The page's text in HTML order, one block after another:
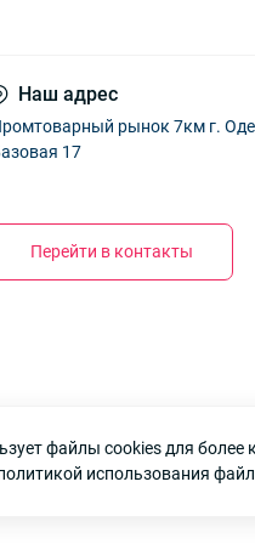
Наш адрес
рынок 7км г.
17
Перейти в контакты
файлы cookies для
использования